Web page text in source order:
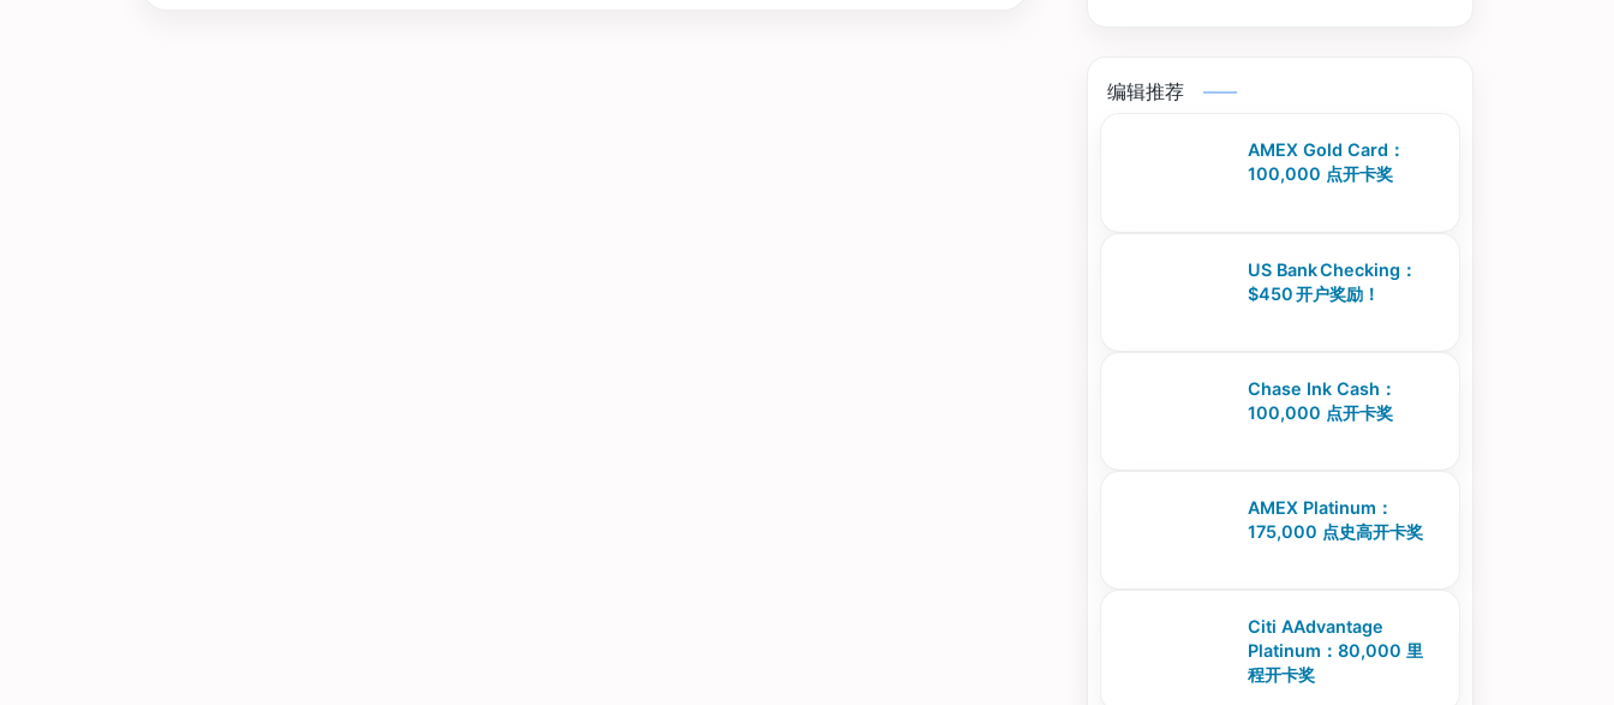
编辑推荐
AMEX Gold Card：
100,000 点开卡奖
US Bank Checking：
$450 开户奖励！
Chase Ink Cash：
100,000 点开卡奖
AMEX Platinum：
175,000 点史高开卡奖
Citi AAdvantage
Platinum：80,000 里
程开卡奖